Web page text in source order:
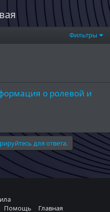
Фильтры
о ролевой и
для ответа.
Помощь Главная